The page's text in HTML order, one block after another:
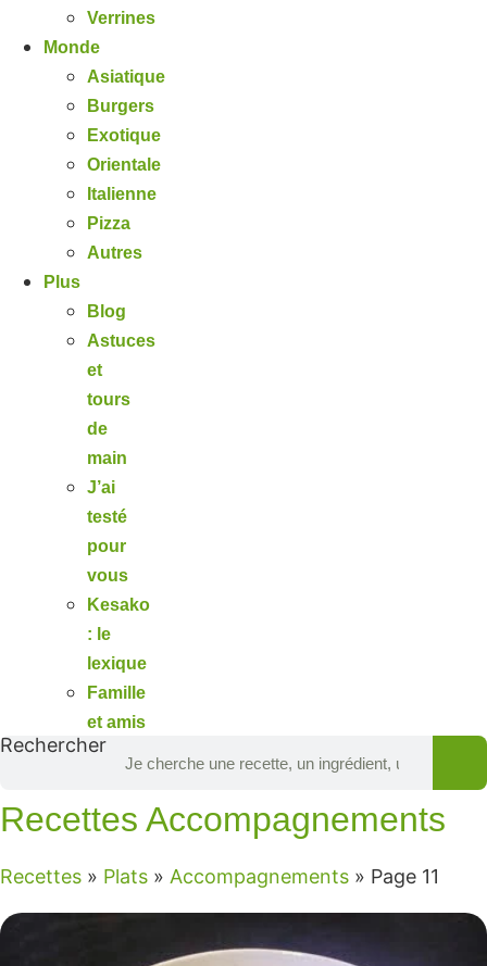
Verrines
Monde
Asiatique
Burgers
Exotique
Orientale
Italienne
Pizza
Autres
Plus
Blog
Astuces
et
tours
de
main
J’ai
testé
pour
vous
Kesako
: le
lexique
Famille
et amis
Rechercher
Recettes Accompagnements
Recettes » Plats » Accompagnements » Page 11